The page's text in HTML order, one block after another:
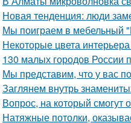
Новая тенденция: люди
Мы поиграем в мебельный
Некоторые цвета
130 малых городов России
Мы представим, что у вас
Заглянем внутрь
Вопрос, на который смогут
Натяжные потолки,